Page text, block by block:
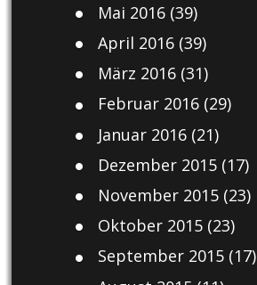
Mai 2016(39)
April 2016(39)
März 2016(31)
Februar 2016(29)
Januar 2016(21)
Dezember 2015(17)
November 2015(23)
Oktober 2015(23)
September 2015(17)